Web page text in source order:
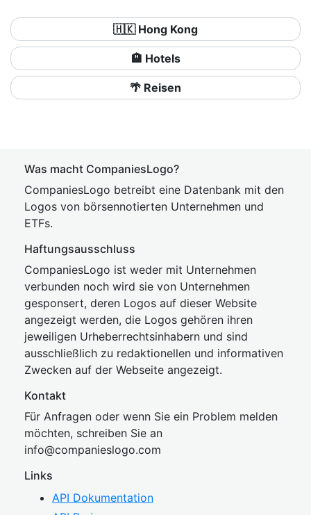
🇭🇰 Hong Kong
🏨 Hotels
🌴 Reisen
Was macht CompaniesLogo?
CompaniesLogo betreibt eine Datenbank mit den
Logos von börsennotierten Unternehmen und
ETFs.
Haftungsausschluss
CompaniesLogo ist weder mit Unternehmen
verbunden noch wird sie von Unternehmen
gesponsert, deren Logos auf dieser Website
angezeigt werden, die Logos gehören ihren
jeweiligen Urheberrechtsinhabern und sind
ausschließlich zu redaktionellen und informativen
Zwecken auf der Webseite angezeigt.
Kontakt
Für Anfragen oder wenn Sie ein Problem melden
möchten, schreiben Sie an
info@companieslogo.com
Links
API Dokumentation